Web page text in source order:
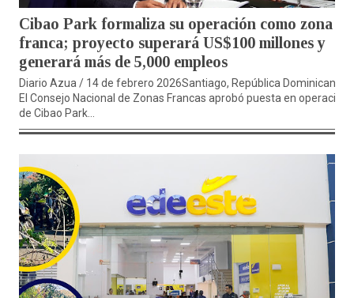
Cibao Park formaliza su operación como zona
franca; proyecto superará US$100 millones y
generará más de 5,000 empleos
Diario Azua / 14 de febrero 2026Santiago, República Dominicana.
El Consejo Nacional de Zonas Francas aprobó puesta en operación
de Cibao Park...